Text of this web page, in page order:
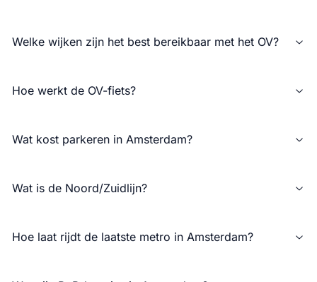
Welke wijken zijn het best bereikbaar met het OV?
Hoe werkt de OV-fiets?
Wat kost parkeren in Amsterdam?
Wat is de Noord/Zuidlijn?
Hoe laat rijdt de laatste metro in Amsterdam?